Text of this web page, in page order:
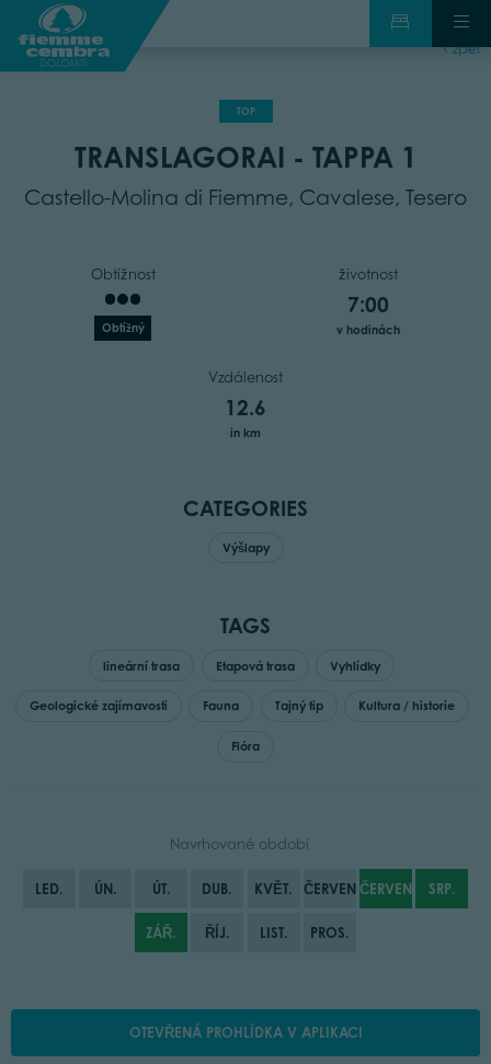
zpět
TOP
TRANSLAGORAI - TAPPA 1
Castello-Molina di Fiemme, Cavalese, Tesero
Obtížnost
Obtížný
životnost
7:00
v hodinách
Vzdálenost
12.6
in km
CATEGORIES
Výšlapy
TAGS
lineární trasa Etapová trasa Vyhlídky
Geologické zajímavosti Fauna Tajný tip Kultura / historie
Flóra
Navrhované období
LED. ÚN. ÚT. DUB. KVĚT. ČERVEN ČERVENECSRP.
ZÁŘ. ŘÍJ. LIST. PROS.
OTEVŘENÁ PROHLÍDKA V APLIKACI